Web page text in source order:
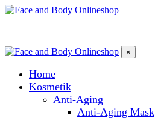
×
Home
Kosmetik
Anti-Aging
Anti-Aging Mask